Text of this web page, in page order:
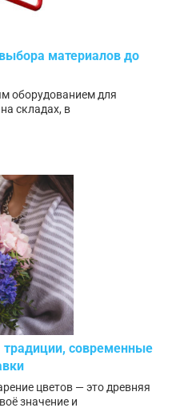
материалов до
оборудованием для
складах, в
традиции, современные
цветов — это древняя
значение и